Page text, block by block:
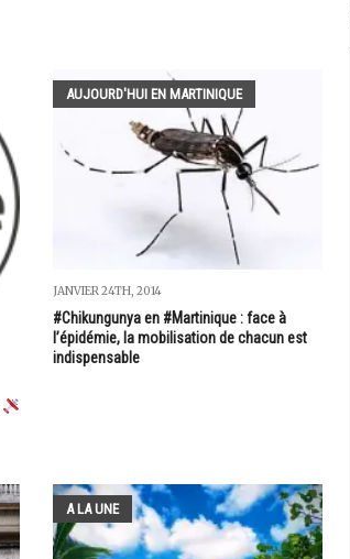
AUJOURD'HUI EN MARTINIQUE
JANVIER 24TH, 2014
#Chikungunya en #Martinique : face à
l’épidémie, la mobilisation de chacun est
indispensable
A LA UNE